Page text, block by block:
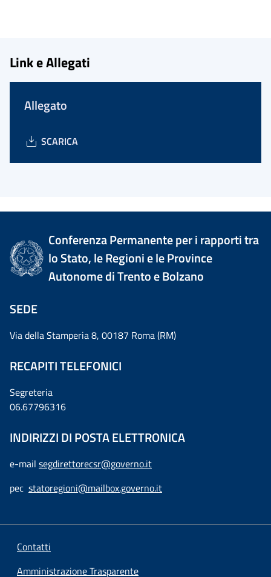
Link e Allegati
Allegato
SCARICA
Conferenza Permanente per i rapporti tra
lo Stato, le Regioni e le Province
Autonome di Trento e Bolzano
SEDE
Via della Stamperia 8, 00187 Roma (RM)
RECAPITI TELEFONICI
Segreteria
06.67796316
INDIRIZZI DI POSTA ELETTRONICA
e-mail segdirettorecsr@governo.it
pec statoregioni@mailbox.governo.it
Contatti
Amministrazione Trasparente